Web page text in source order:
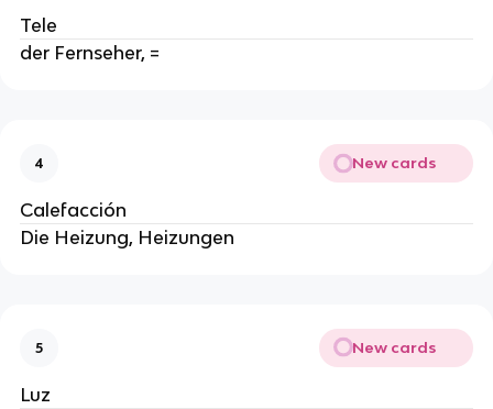
Tele
der Fernseher, =
4 New cards
Calefacción
Die Heizung, Heizungen
5 New cards
Luz